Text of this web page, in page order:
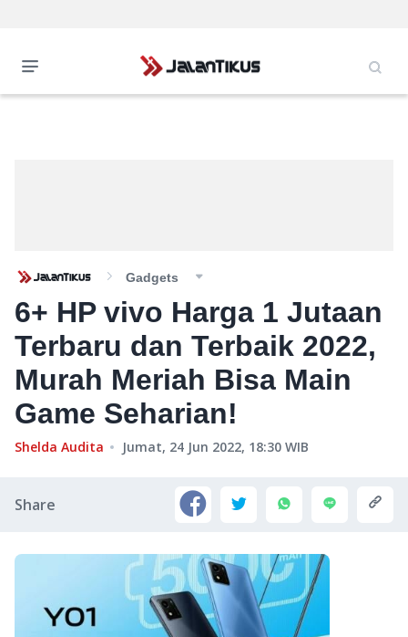
Gadgets
6+ HP vivo Harga 1 Jutaan
Terbaru dan Terbaik 2022,
Murah Meriah Bisa Main
Game Seharian!
Shelda Audita Jumat, 24 Jun 2022, 18:30 WIB
Share